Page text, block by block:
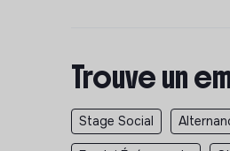
Trouve un
Stage Social